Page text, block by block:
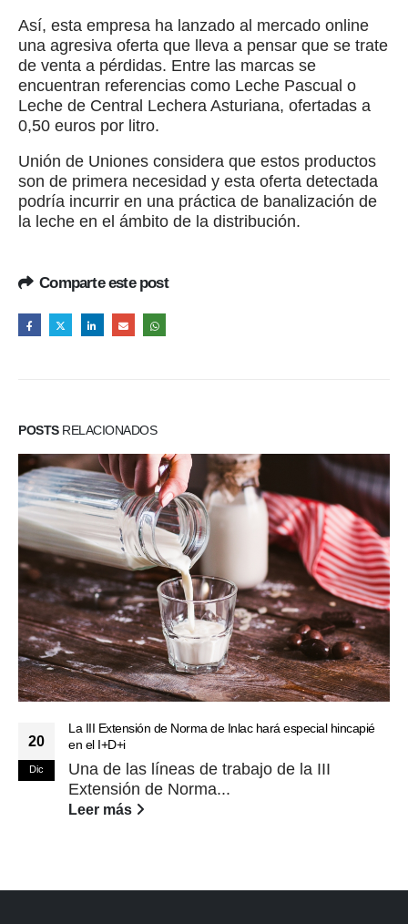
Así, esta empresa ha lanzado al mercado online
una agresiva oferta que lleva a pensar que se trate
de venta a pérdidas. Entre las marcas se
encuentran referencias como Leche Pascual o
Leche de Central Lechera Asturiana, ofertadas a
0,50 euros por litro.
Unión de Uniones considera que estos productos
son de primera necesidad y esta oferta detectada
podría incurrir en una práctica de banalización de
la leche en el ámbito de la distribución.
Comparte este post
POSTSRELACIONADOS
20
Dic
La III Extensión de Norma de Inlac hará especial hincapié
en el I+D+i
Una de las líneas de trabajo de la III
Extensión de Norma...
Leer más